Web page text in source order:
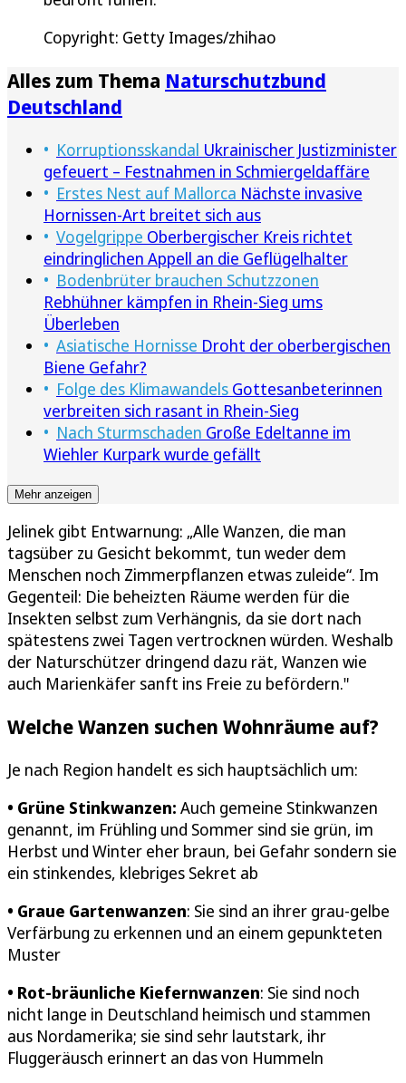
Copyright: Getty Images/zhihao
Alles zum Thema Naturschutzbund
Deutschland
Korruptionsskandal Ukrainischer Justizminister
gefeuert – Festnahmen in Schmiergeldaffäre
Erstes Nest auf Mallorca Nächste invasive
Hornissen-Art breitet sich aus
Vogelgrippe Oberbergischer Kreis richtet
eindringlichen Appell an die Geflügelhalter
Bodenbrüter brauchen Schutzzonen
Rebhühner kämpfen in Rhein-Sieg ums
Überleben
Asiatische Hornisse Droht der oberbergischen
Biene Gefahr?
Folge des Klimawandels Gottesanbeterinnen
verbreiten sich rasant in Rhein-Sieg
Nach Sturmschaden Große Edeltanne im
Wiehler Kurpark wurde gefällt
Mehr anzeigen
Jelinek gibt Entwarnung: „Alle Wanzen, die man
tagsüber zu Gesicht bekommt, tun weder dem
Menschen noch Zimmerpflanzen etwas zuleide“. Im
Gegenteil: Die beheizten Räume werden für die
Insekten selbst zum Verhängnis, da sie dort nach
spätestens zwei Tagen vertrocknen würden. Weshalb
der Naturschützer dringend dazu rät, Wanzen wie
auch Marienkäfer sanft ins Freie zu befördern."
Welche Wanzen suchen Wohnräume auf?
Je nach Region handelt es sich hauptsächlich um:
• Grüne Stinkwanzen: Auch gemeine Stinkwanzen
genannt, im Frühling und Sommer sind sie grün, im
Herbst und Winter eher braun, bei Gefahr sondern sie
ein stinkendes, klebriges Sekret ab
• Graue Gartenwanzen: Sie sind an ihrer grau-gelbe
Verfärbung zu erkennen und an einem gepunkteten
Muster
• Rot-bräunliche Kiefernwanzen: Sie sind noch
nicht lange in Deutschland heimisch und stammen
aus Nordamerika; sie sind sehr lautstark, ihr
Fluggeräusch erinnert an das von Hummeln